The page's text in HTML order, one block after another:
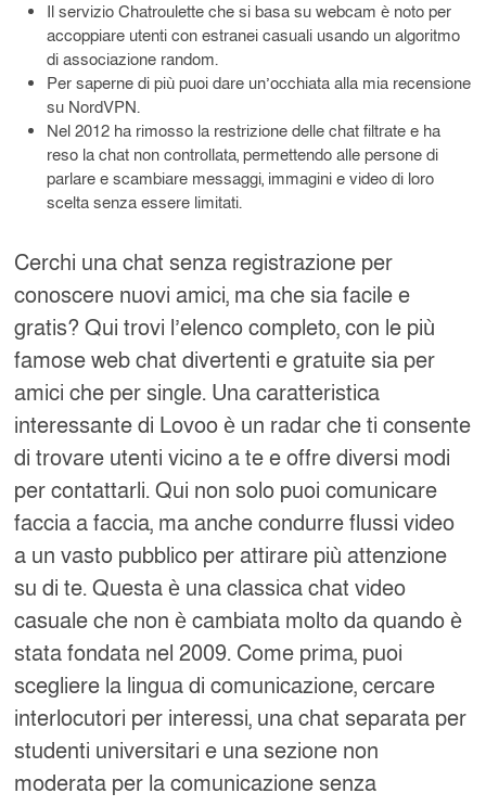
Il servizio Chatroulette che si basa su webcam è noto per
accoppiare utenti con estranei casuali usando un algoritmo
di associazione random.
Per saperne di più puoi dare un’occhiata alla mia recensione
su NordVPN.
Nel 2012 ha rimosso la restrizione delle chat filtrate e ha
reso la chat non controllata, permettendo alle persone di
parlare e scambiare messaggi, immagini e video di loro
scelta senza essere limitati.
Cerchi una chat senza registrazione per
conoscere nuovi amici, ma che sia facile e
gratis? Qui trovi l’elenco completo, con le più
famose web chat divertenti e gratuite sia per
amici che per single. Una caratteristica
interessante di Lovoo è un radar che ti consente
di trovare utenti vicino a te e offre diversi modi
per contattarli. Qui non solo puoi comunicare
faccia a faccia, ma anche condurre flussi video
a un vasto pubblico per attirare più attenzione
su di te. Questa è una classica chat video
casuale che non è cambiata molto da quando è
stata fondata nel 2009. Come prima, puoi
scegliere la lingua di comunicazione, cercare
interlocutori per interessi, una chat separata per
studenti universitari e una sezione non
moderata per la comunicazione senza